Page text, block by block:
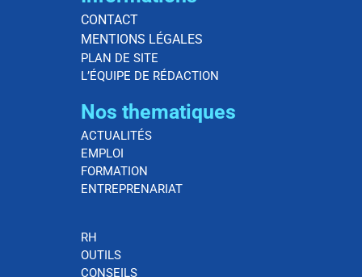
CONTACT
MENTIONS LÉGALES
PLAN DE SITE
L’ÉQUIPE DE RÉDACTION
Nos thematiques
ACTUALITÉS
EMPLOI
FORMATION
ENTREPRENARIAT
RH
OUTILS
CONSEILS